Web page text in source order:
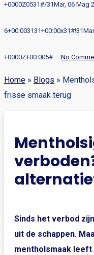
+0000Z0531#/31Mar, 06 Mag
+0000Z+00:005# No
Home » Blogs »
frisse smaak terug
Sinds het verbod
uit de schappen.
mentholsmaak leeft